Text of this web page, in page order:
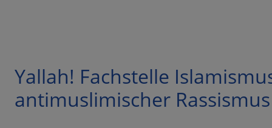
Yallah! Fachstelle
antimuslimischer Rassismus